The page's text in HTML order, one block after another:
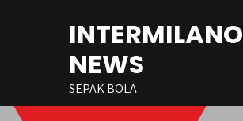
INTERMILANO
NEWS
SEPAK BOLA